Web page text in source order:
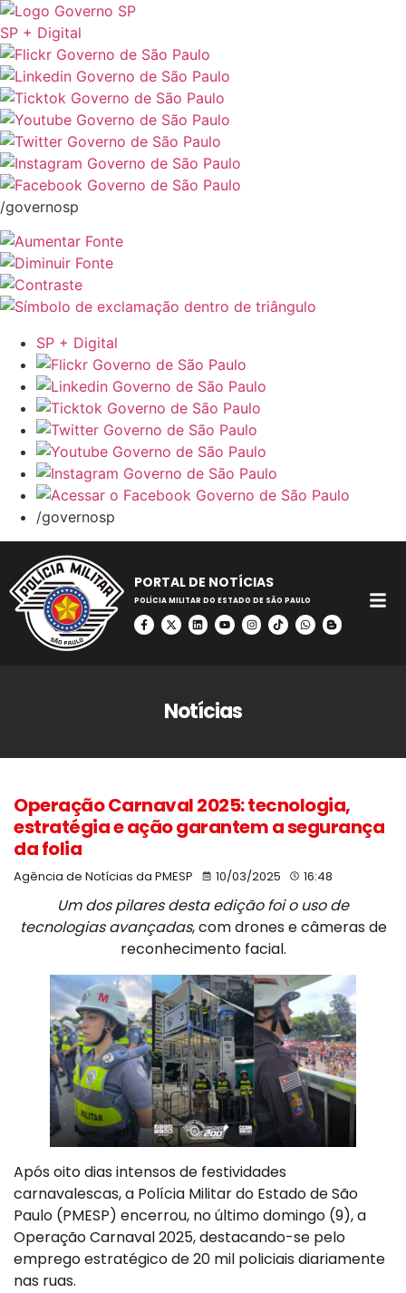
SP + Digital
/governosp
SP + Digital
/governosp
PORTAL DE NOTÍCIAS
POLÍCIA MILITAR DO ESTADO DE SÃO PAULO
Notícias
Operação Carnaval 2025: tecnologia,
estratégia e ação garantem a segurança
da folia
Agência de Notícias da PMESP 10/03/2025 16:48
Um dos pilares desta edição foi o uso de
tecnologias avançadas, com drones e câmeras de
reconhecimento facial.
Após oito dias intensos de festividades
carnavalescas, a Polícia Militar do Estado de São
Paulo (PMESP) encerrou, no último domingo (9), a
Operação Carnaval 2025, destacando-se pelo
emprego estratégico de 20 mil policiais diariamente
nas ruas.